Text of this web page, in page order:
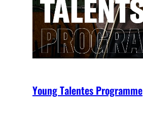
Young Talentes Programme